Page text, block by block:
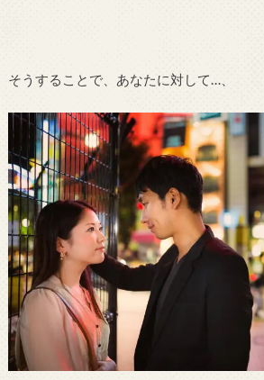
そうすることで、あなたに対して…、